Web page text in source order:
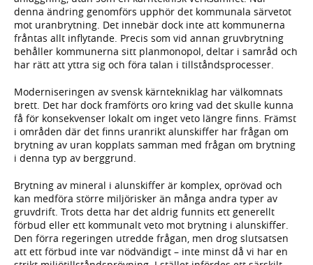
denna ändring genomförs upphör det kommunala särvetot
mot uranbrytning. Det innebär dock inte att kommunerna
fråntas allt inflytande. Precis som vid annan gruvbrytning
behåller kommunerna sitt planmonopol, deltar i samråd och
har rätt att yttra sig och föra talan i tillståndsprocesser.
Moderniseringen av svensk kärntekniklag har välkomnats
brett. Det har dock framförts oro kring vad det skulle kunna
få för konsekvenser lokalt om inget veto längre finns. Främst
i områden där det finns uranrikt alunskiffer har frågan om
brytning av uran kopplats samman med frågan om brytning
i denna typ av berggrund.
Brytning av mineral i alunskiffer är komplex, oprövad och
kan medföra större miljörisker än många andra typer av
gruvdrift. Trots detta har det aldrig funnits ett generellt
förbud eller ett kommunalt veto mot brytning i alunskiffer.
Den förra regeringen utredde frågan, men drog slutsatsen
att ett förbud inte var nödvändigt – inte minst då vi har en